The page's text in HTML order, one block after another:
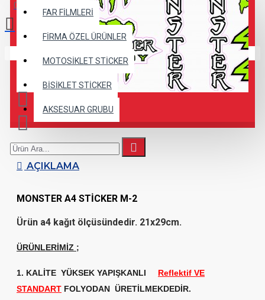
FAR FİLMLERİ
FİRMA ÖZEL ÜRÜNLER
MOTOSİKLET STİCKER
BİSİKLET STİCKER
AKSESUAR GRUBU
0 ürün - 0,00TL
AÇIKLAMA
MONSTER A4 STİCKER M-2
Ürün a4 kağıt ölçüsündedir. 21x29cm.
ÜRÜNLERİMİZ ;
1. KALİTE YÜKSEK YAPIŞKANLI
Reflektif VE
STANDART FOLYODAN ÜRETİLMEKDEDİR.